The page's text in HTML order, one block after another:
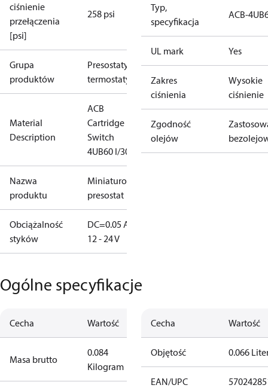
ciśnienie
przełączenia
[psi]
258 psi
Grupa
produktów
Presostaty i
termostaty
Material
Description
ACB
Cartridge
Switch
4UB60 I/300
Nazwa
produktu
Miniaturowy
presostat
Obciążalność
styków
DC=0.05 A,
12 - 24 V
Typ,
specyfikacja
ACB-
UL mark Yes
Zakres
ciśnienia
Wysokie
ciśnienie
Zgodność
olejów
Ogólne specyfikacje
Cecha Wartość
Masa brutto
0.084
Kilogram
Cecha Wartość
Objętość 0.066
EAN/UPC